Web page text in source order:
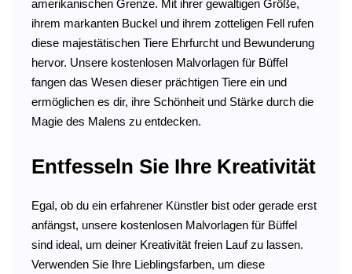
amerikanischen Grenze. Mit ihrer gewaltigen Größe,
ihrem markanten Buckel und ihrem zotteligen Fell rufen
diese majestätischen Tiere Ehrfurcht und Bewunderung
hervor. Unsere kostenlosen Malvorlagen für Büffel
fangen das Wesen dieser prächtigen Tiere ein und
ermöglichen es dir, ihre Schönheit und Stärke durch die
Magie des Malens zu entdecken.
Entfesseln Sie Ihre Kreativität
Egal, ob du ein erfahrener Künstler bist oder gerade erst
anfängst, unsere kostenlosen Malvorlagen für Büffel
sind ideal, um deiner Kreativität freien Lauf zu lassen.
Verwenden Sie Ihre Lieblingsfarben, um diese